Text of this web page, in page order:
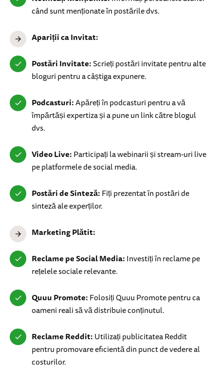
când sunt menționate în postările dvs.
Apariții ca Invitat:
Postări Invitate:Scrieți postări invitate pentru alte
bloguri pentru a câștiga expunere.
Podcasturi:Apăreți în podcasturi pentru a vă
împărtăși expertiza și a pune un link către blogul
dvs.
Video Live:Participați la webinarii și stream-uri live
pe platformele de social media.
Postări de Sinteză:Fiți prezentat în postări de
sinteză ale experților.
Marketing Plătit:
Reclame pe Social Media:Investiți în reclame pe
rețelele sociale relevante.
Quuu Promote:Folosiți Quuu Promote pentru ca
oameni reali să vă distribuie conținutul.
Reclame Reddit:Utilizați publicitatea Reddit
pentru promovare eficientă din punct de vedere al
costurilor.